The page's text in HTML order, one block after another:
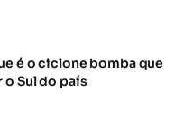
é o ciclone bomba que
Sul do país